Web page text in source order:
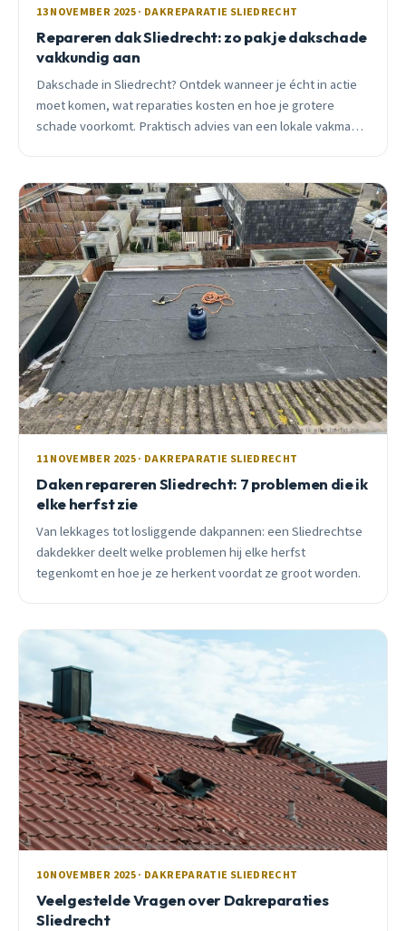
13 NOVEMBER 2025 · DAKREPARATIE SLIEDRECHT
Repareren dak Sliedrecht: zo pak je dakschade
vakkundig aan
Dakschade in Sliedrecht? Ontdek wanneer je écht in actie
moet komen, wat reparaties kosten en hoe je grotere
schade voorkomt. Praktisch advies van een lokale vakman
11 NOVEMBER 2025 · DAKREPARATIE SLIEDRECHT
Daken repareren Sliedrecht: 7 problemen die ik
elke herfst zie
Van lekkages tot losliggende dakpannen: een Sliedrechtse
dakdekker deelt welke problemen hij elke herfst
tegenkomt en hoe je ze herkent voordat ze groot worden.
10 NOVEMBER 2025 · DAKREPARATIE SLIEDRECHT
Veelgestelde Vragen over Dakreparaties
Sliedrecht